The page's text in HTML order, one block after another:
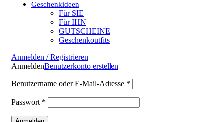
Geschenkideen
Für SIE
Für IHN
GUTSCHEINE
Geschenkoutfits
Anmelden / Registrieren
AnmeldenBenutzerkonto erstellen
Benutzername oder E-Mail-Adresse *
Passwort *